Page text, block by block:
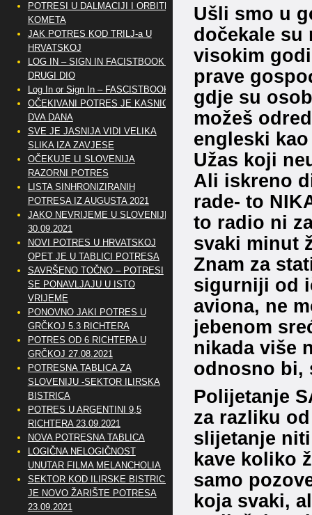
Ušli smo u
dočekale su
visokim
prave
gdje su
možeš
engleski
Užas koji
Ali iskreno
rade- to
to radio ni
svaki minut
Znam za
sigurniji od
aviona, ne
jebenom
nikada više
odnosno bi,
Polijetanje
za razliku
slijetanje
kave koliko
samo
koja svaki,
POTRESI U DALMACIJI I ORBITE
KOMETA
JAK POTRES KOD TRILJ-a U
HRVATSKOJ
LOG IN – SIGN IN FACISTBOOK –
DRUGI DIO
Log In or Sign In – FASCISTBOOK
OČEKIVANI POTRES JE KASNIO
DVA DANA
SVE JE JASNIJA VIDI VELIKA
SLIKA IZA ZAVJESE
OČEKUJE LI SLOVENIJA
RAZORNI POTRES
LISTA SINHRONIZIRANIH
POTRESA IZ AUGUSTA 2021
JAKO NEVRIJEME U SLOVENIJI
30.09.2021
NOVI POTRES U HRVATSKOJ
OPET JE U TABLICI POTRESA
SAVRŠENO TOČNO – POTRESI
SE PONAVLJAJU U ISTO
VRIJEME
PONOVNO JAKI POTRES U
GRČKOJ 5.3 RICHTERA
POTRES OD 6 RICHTERA U
GRČKOJ 27.08.2021
POTRESNA TABLICA ZA
SLOVENIJU -SEKTOR ILIRSKA
BISTRICA
POTRES U ARGENTINI 9,5
RICHTERA 23.09.2021
NOVA POTRESNA TABLICA
LOGIČNA NELOGIČNOST
UNUTAR FILMA MELANCHOLIA
SEKTOR KOD ILIRSKE BISTRICE
JE NOVO ŽARIŠTE POTRESA
23.09.2021